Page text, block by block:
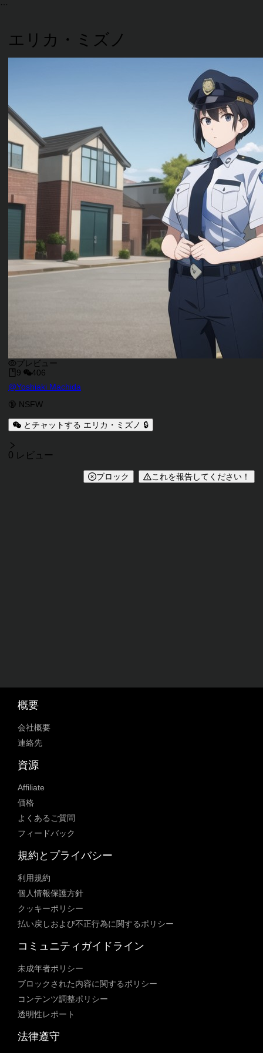
エリカ・ミズノ
プレビュー
9
406
キャラクタークリエイター
@Yoshiaki Machida
キャラクター説明
キャラクタータグ
🔞 NSFW
とチャットする エリカ・ミズノ 🔒
レビュー
0 レビュー
ブロック これを報告してください！
概要
会社概要
連絡先
資源
Affiliate
価格
よくあるご質問
フィードバック
規約とプライバシー
利用規約
個人情報保護方針
クッキーポリシー
払い戻しおよび不正行為に関するポリシー
コミュニティガイドライン
未成年者ポリシー
ブロックされた内容に関するポリシー
コンテンツ調整ポリシー
透明性レポート
法律遵守